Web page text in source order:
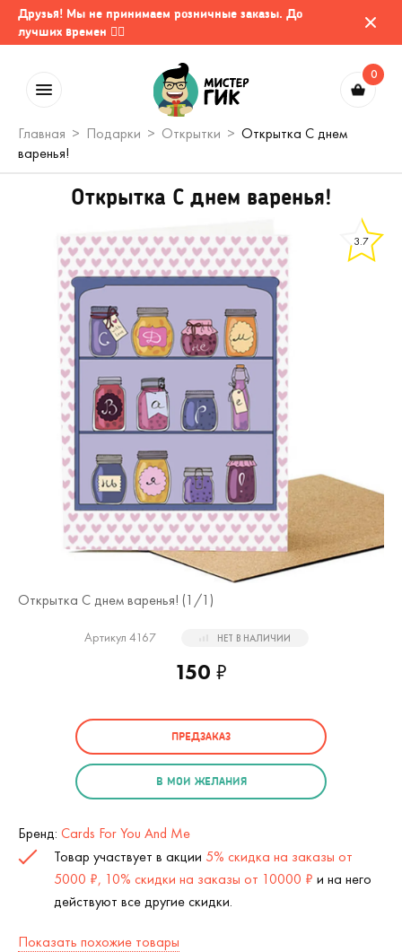
Друзья! Мы не принимаем розничные заказы. До
лучших времен 🤷‍♂️
0
Главная Подарки Открытки
Открытка С днем
варенья!
Открытка С днем варенья!
3.7
Открытка С днем варенья! (1 /1)
Артикул 4167 НЕТ В НАЛИЧИИ
150 ₽
ПРЕДЗАКАЗ
В МОИ ЖЕЛАНИЯ
Бренд: Cards For You And Me
Товар участвует в акции 5% скидка на заказы от
5000 ₽, 10% скидки на заказы от 10000 ₽ и на него
действуют все другие скидки.
Показать похожие товары